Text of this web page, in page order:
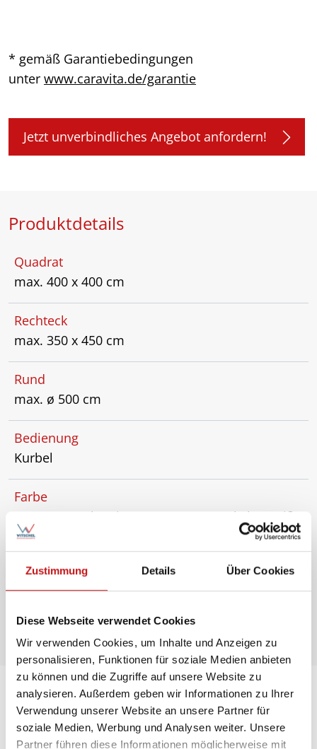
Zustimmung Details Über Cookies
Diese Webseite verwendet Cookies
Wir verwenden Cookies, um Inhalte und Anzeigen zu
personalisieren, Funktionen für soziale Medien anbieten
zu können und die Zugriffe auf unsere Website zu
analysieren. Außerdem geben wir Informationen zu Ihrer
Verwendung unserer Website an unsere Partner für
soziale Medien, Werbung und Analysen weiter. Unsere
Partner führen diese Informationen möglicherweise mit
* gemäß Garantiebedingungen
unter www.caravita.de/garantie
Jetzt unverbindliches Angebot anfordern!
Produktdetails
Quadrat
max. 400 x 400 cm
Rechteck
max. 350 x 450 cm
Rund
max. ø 500 cm
Bedienung
Kurbel
Farbe
RAL 7016 anthrazitgrau, RAL 9016 verkehrsweiß,
silber eloxiert, weitere RAL Farben gegen
Aufpreis
Schirmtuch
über 120 Dessins aus 100% robuster Acryl-Faser